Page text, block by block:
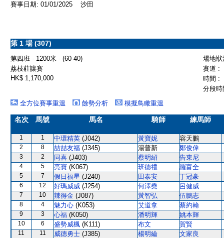
賽事日期: 01/01/2025 沙田
第 1 場 (307)
第四班 - 1200米 - (60-40)
場地
荔枝莊讓賽
賽道 :
HK$ 1,170,000
時間 :
分段
全方位賽事重溫
餘勢分析 模擬鳥瞰重溫
名次 馬號 馬名 騎師 練馬師
1 1 中環精英 (J042) 黃寶妮 容天鵬
2 8 喆喆友福 (J345) 湯普新 鄭俊偉
3 2 同喜 (J403) 蔡明紹 告東尼
4 5 亮寶 (K067) 班德禮 羅富全
5 7 假日福星 (J240) 田泰安 丁冠豪
6 12 好瑪威威 (J254) 何澤堯 呂健威
7 10 辣得金 (J087) 黃智弘 伍鵬志
8 4 魅力心 (K053) 艾道拿 蔡約翰
9 3 心福 (K050) 潘明輝 姚本輝
10 6 盛勢威楓 (K111) 布文 賀賢
11 11 威德勇士 (J385) 楊明綸 文家良